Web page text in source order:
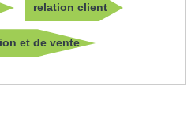
relation client
et de vente